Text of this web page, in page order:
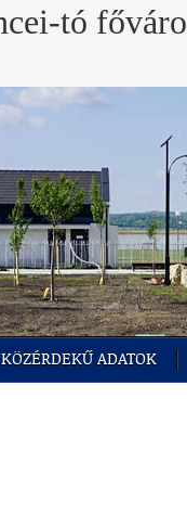
KÖZÉRDEKŰ ADATOK